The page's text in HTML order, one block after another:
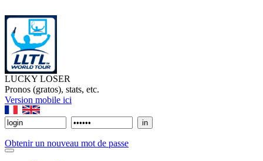
LUCKY LOSER
Pronos (gratos), stats, etc.
Version mobile ici
Obtenir un nouveau mot de passe